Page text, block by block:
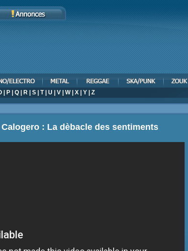
P Q R S T| U V W| X Y Z
: La dèbacle des sentiments